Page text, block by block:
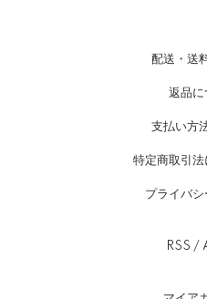
配送・送
返品に
支払い方
特定商取引
プライバ
RSS /